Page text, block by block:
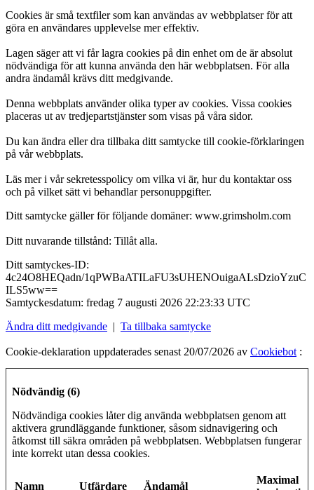
Cookies är små textfiler som kan användas av webbplatser för att
göra en användares upplevelse mer effektiv.
Lagen säger att vi får lagra cookies på din enhet om de är absolut
nödvändiga för att kunna använda den här webbplatsen. För alla
andra ändamål krävs ditt medgivande.
Denna webbplats använder olika typer av cookies. Vissa cookies
placeras ut av tredjepartstjänster som visas på våra sidor.
Du kan ändra eller dra tillbaka ditt samtycke till cookie-förklaringen
på vår webbplats.
Läs mer i vår sekretesspolicy om vilka vi är, hur du kontaktar oss
och på vilket sätt vi behandlar personuppgifter.
Ditt samtycke gäller för följande domäner: www.grimsholm.com
Ditt nuvarande tillstånd: Tillåt alla.
Ditt samtyckes-ID:
4c24O8HEQadn/1qPWBaATILaFU3sUHENOuigaALsDzioYzuC
ILS5ww==
Samtyckesdatum: fredag 7 augusti 2026 22:23:33 UTC
Ändra ditt medgivande | Ta tillbaka samtycke
Cookie-deklaration uppdaterades senast 20/07/2026 av Cookiebot :
Nödvändig (6)
Nödvändiga cookies låter dig använda webbplatsen genom att
aktivera grundläggande funktioner, såsom sidnavigering och
åtkomst till säkra områden på webbplatsen. Webbplatsen fungerar
inte korrekt utan dessa cookies.
Namn Utfärdare Ändamål
Maximal